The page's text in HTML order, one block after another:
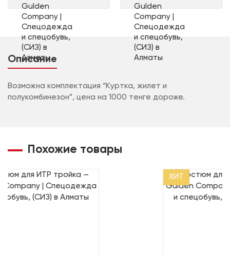
Описание
Возможна комплектация “Куртка, жилет и
полукомбинезон”, цена на 1000 тенге дороже.
Похожие товары
ХИТ